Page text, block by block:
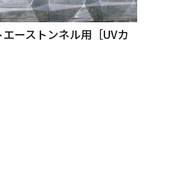
ーストンネル用［UVカ